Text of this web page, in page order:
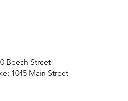
Beech Street
1045 Main Street